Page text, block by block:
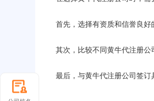
首先，选择有资质和信誉良好
其次，比较不同黄牛代注册公
最后，与黄牛代注册公司签订